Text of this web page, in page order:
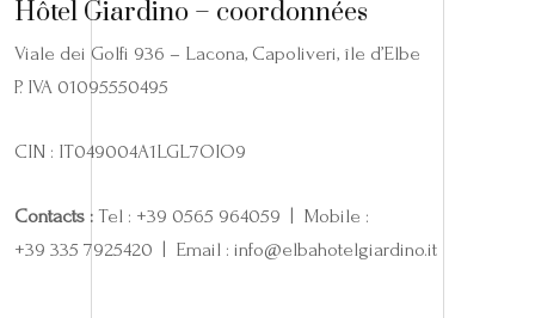
Hôtel Giardino – coordonnées
Viale dei Golfi 936 – Lacona, Capoliveri, île d’Elbe
P. IVA 01095550495
CIN : IT049004A1LGL7OIO9
Contacts : Tel : +39 0565 964059 | Mobile :
+39 335 7925420 | Email : info@elbahotelgiardino.it